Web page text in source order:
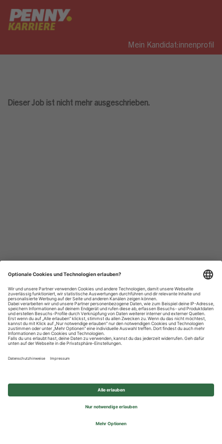
Mein Kandidat:innenprofil
Dieser Job ist nicht mehr ausgeschrieben.
Datenschutzhinweise
Impressum
Privatsphäre-Einstellungen
© 2026 REWE Group - All rights reserved